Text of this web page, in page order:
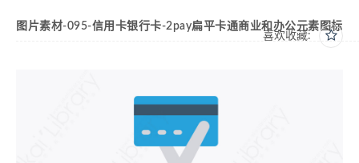
喜欢收藏:
图片素材-095-信用卡银行卡-2pay扁平卡通商业和办公元素图标